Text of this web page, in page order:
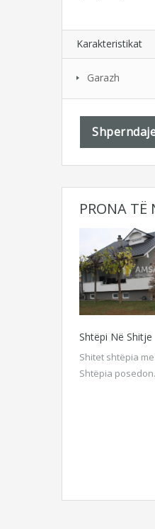
Karakteristikat
Garazh
PRONA TË
Shtëpi Në Shitje
Shitet shtëpia
Shtëpia